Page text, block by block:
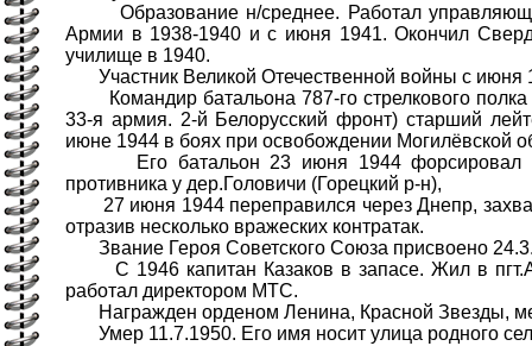
Образование н/среднее. Работал
Армии в 1938-1940 и с июня 1941. Окончил
училище в 1940.
Участник Великой Отечественной войны с июня
Командир батальона 787-го стрелкового полка
33-я армия. 2-й Белорусский фронт) старший
июне 1944 в боях при освобождении Могилёвской
Его батальон 23 июня 1944 форсировал
противника у дер.Головичи (Горецкий р-н),
27 июня 1944 переправился через Днепр,
отразив несколько вражеских контратак.
Звание Героя Советского Союза присвоено
С 1946 капитан Казаков в запасе. Жил в
работал директором МТС.
Награжден орденом Ленина, Красной Звезды,
Умер 11.7.1950. Его имя носит улица родного